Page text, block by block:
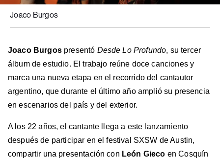
Joaco Burgos
Joaco Burgospresentó Desde Lo Profundo, su tercer
álbum de estudio. El trabajo reúne doce canciones y
marca una nueva etapa en el recorrido del cantautor
argentino, que durante el último año amplió su presencia
en escenarios del país y del exterior.
A los 22 años, el cantante llega a este lanzamiento
después de participar en el festival SXSW de Austin,
compartir una presentación con León Gieco en Cosquín